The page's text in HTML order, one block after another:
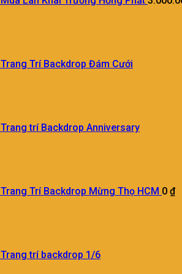
Trang Trí Backdrop Đám Cưới
Trang trí Backdrop Anniversary
Trang Trí Backdrop Mừng Thọ HCM 0 ₫
Trang trí backdrop 1/6